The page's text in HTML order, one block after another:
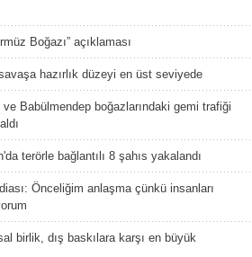
Boğazı” açıklaması
hazırlık düzeyi en üst seviyede
Babülmendep boğazlarındaki gemi trafiği
terörle bağlantılı 8 şahıs yakalandı
Önceliğim anlaşma çünkü insanları
birlik, dış baskılara karşı en büyük